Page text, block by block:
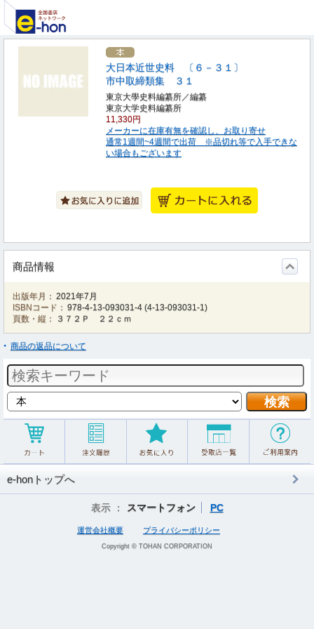
大日本近世史料 〔６－３１〕
市中取締類集 ３１
東京大學史料編纂所／編纂
東京大学史料編纂所
11,330円
メーカーに在庫有無を確認し、お取り寄せ
通常1週間~4週間で出荷 ※品切れ等で入手できな
い場合もございます
商品情報
出版年月： 2021年7月
ISBNコード： 978-4-13-093031-4 (4-13-093031-1)
頁数・縦：
３７２Ｐ ２２ｃｍ
商品の返品について
e-honトップへ
表示 ： スマートフォン PC
運営会社概要 プライバシーポリシー
Copyright © TOHAN CORPORATION